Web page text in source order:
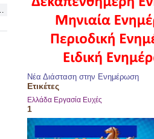
Νέα Διάσταση στην Ενημέρωση
Ετικέτες
Ελλάδα Εργασία Ευχές
1